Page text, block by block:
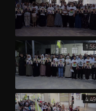
1:56
4:49